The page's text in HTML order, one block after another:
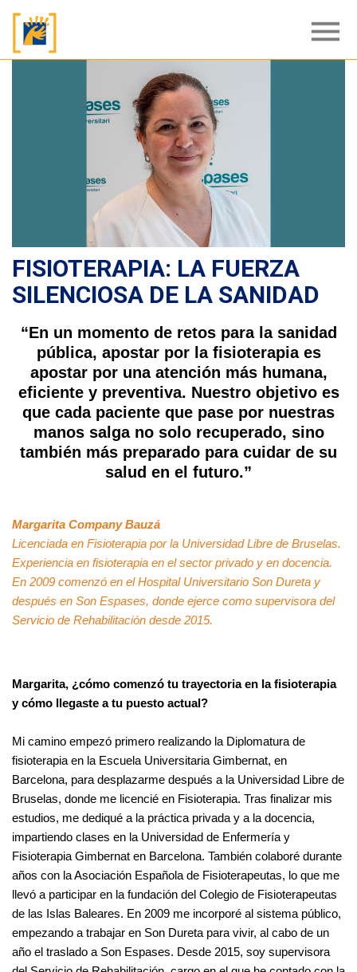
menu
FISIOTERAPIA: LA FUERZA
SILENCIOSA DE LA SANIDAD
“En un momento de retos para la sanidad
pública, apostar por la fisioterapia es
apostar por una atención más humana,
eficiente y preventiva. Nuestro objetivo es
que cada paciente que pase por nuestras
manos salga no solo recuperado, sino
también más preparado para cuidar de su
salud en el futuro.”
Margarita Company Bauzá
Licenciada en Fisioterapia por la Universidad Libre de Bruselas.
Experiencia en fisioterapia en el sector privado y en docencia.
En 2009 comenzó en el Hospital Universitario Son Dureta y
después en Son Espases, donde ejerce como supervisora del
Servicio de Rehabilitación desde 2015.
Margarita, ¿cómo comenzó tu trayectoria en la fisioterapia
y cómo llegaste a tu puesto actual?
Mi camino empezó primero realizando la Diplomatura de
fisioterapia en la Escuela Universitaria Gimbernat, en
Barcelona, para desplazarme después a la Universidad Libre de
Bruselas, donde me licencié en Fisioterapia. Tras finalizar mis
estudios, me dediqué a la práctica privada y a la docencia,
impartiendo clases en la Universidad de Enfermería y
Fisioterapia Gimbernat en Barcelona. También colaboré durante
años con la Asociación Española de Fisioterapeutas, lo que me
llevó a participar en la fundación del Colegio de Fisioterapeutas
de las Islas Baleares. En 2009 me incorporé al sistema público,
empezando a trabajar en Son Dureta para vivir, al cabo de un
año el traslado a Son Espases. Desde 2015, soy supervisora